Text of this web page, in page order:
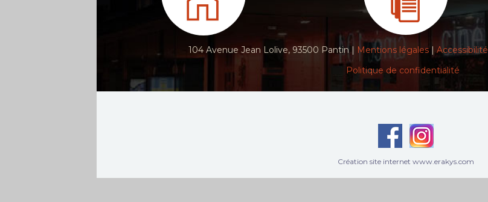
104 Avenue Jean Lolive, 93500 Pantin | Mentions légales|Accessibilité
Politique de confidentialité
Création site internet www.erakys.com